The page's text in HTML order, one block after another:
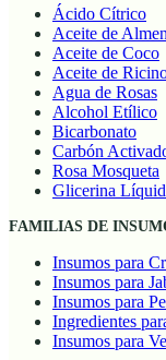
Ácido Cítrico
Aceite de
Aceite de Coco
Aceite de
Agua de Rosas
Alcohol Etílico
Bicarbonato
Carbón
Rosa Mosqueta
Glicerina
FAMILIAS DE
Insumos para
Insumos para
Insumos para
Ingredientes
Insumos para